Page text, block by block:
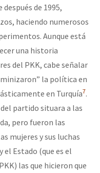
de 1995,
haciendo numerosos
Aunque está
una historia
del PKK, cabe señalar
la política en
en Turquía7.
partido situara a las
pero fueron las
mujeres y sus luchas
Estado (que es el
las que hicieron que